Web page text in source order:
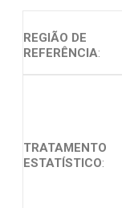
REGIÃO DE
REFERÊNCIA:
TRATAMENTO
ESTATÍSTICO: